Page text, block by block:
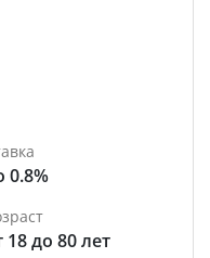
0.8%
18 до 80 лет